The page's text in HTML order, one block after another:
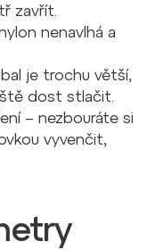
zavřít.
nenavlhá a
je trochu větší,
dost stlačit.
– nezbouráte si
vyvenčit,